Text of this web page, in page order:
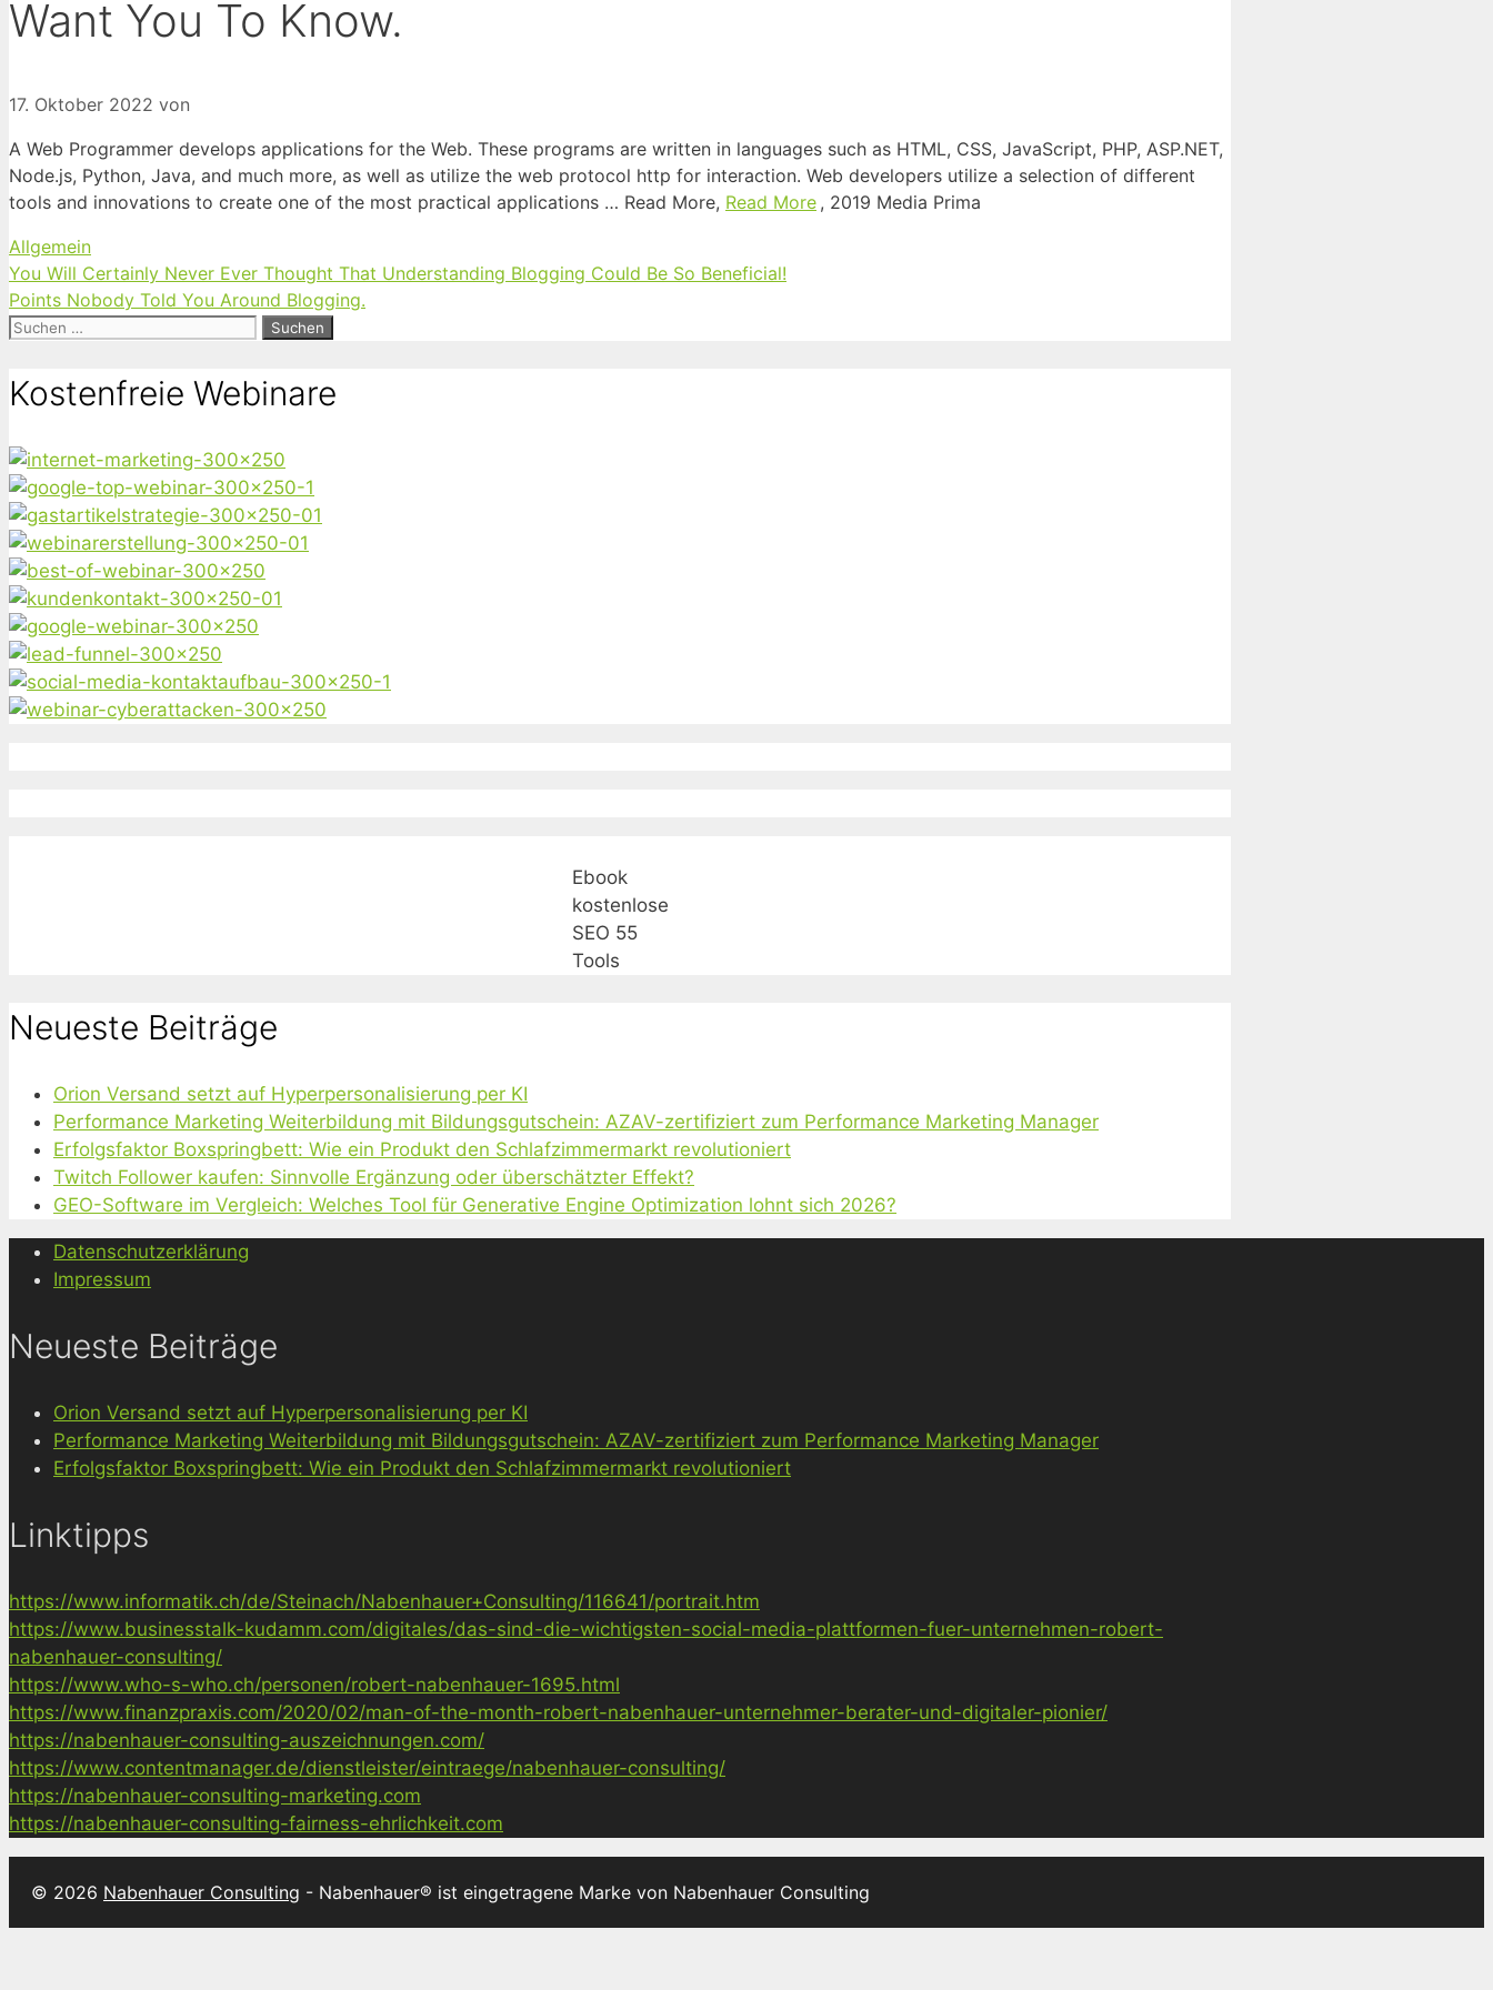
Want You To Know.
17. Oktober 2022 von
A Web Programmer develops applications for the Web. These programs are written in languages such as HTML, CSS, JavaScript, PHP, ASP.NET,
Node.js, Python, Java, and much more, as well as utilize the web protocol http for interaction. Web developers utilize a selection of different
tools and innovations to create one of the most practical applications … Read More, Read More , 2019 Media Prima
Kategorien
Allgemein
You Will Certainly Never Ever Thought That Understanding Blogging Could Be So Beneficial!
Points Nobody Told You Around Blogging.
Suchen
Kostenfreie Webinare
Ebook
kostenlose
SEO 55
Tools
Neueste Beiträge
Orion Versand setzt auf Hyperpersonalisierung per KI
Performance Marketing Weiterbildung mit Bildungsgutschein: AZAV-zertifiziert zum Performance Marketing Manager
Erfolgsfaktor Boxspringbett: Wie ein Produkt den Schlafzimmermarkt revolutioniert
Twitch Follower kaufen: Sinnvolle Ergänzung oder überschätzter Effekt?
GEO-Software im Vergleich: Welches Tool für Generative Engine Optimization lohnt sich 2026?
Datenschutzerklärung
Impressum
Neueste Beiträge
Orion Versand setzt auf Hyperpersonalisierung per KI
Performance Marketing Weiterbildung mit Bildungsgutschein: AZAV-zertifiziert zum Performance Marketing Manager
Erfolgsfaktor Boxspringbett: Wie ein Produkt den Schlafzimmermarkt revolutioniert
Linktipps
https://www.informatik.ch/de/Steinach/Nabenhauer+Consulting/116641/portrait.htm
https://www.businesstalk-kudamm.com/digitales/das-sind-die-wichtigsten-social-media-plattformen-fuer-unternehmen-robert-
nabenhauer-consulting/
https://www.who-s-who.ch/personen/robert-nabenhauer-1695.html
https://www.finanzpraxis.com/2020/02/man-of-the-month-robert-nabenhauer-unternehmer-berater-und-digitaler-pionier/
https://nabenhauer-consulting-auszeichnungen.com/
https://www.contentmanager.de/dienstleister/eintraege/nabenhauer-consulting/
https://nabenhauer-consulting-marketing.com
https://nabenhauer-consulting-fairness-ehrlichkeit.com
© 2026 Nabenhauer Consulting - Nabenhauer® ist eingetragene Marke von Nabenhauer Consulting